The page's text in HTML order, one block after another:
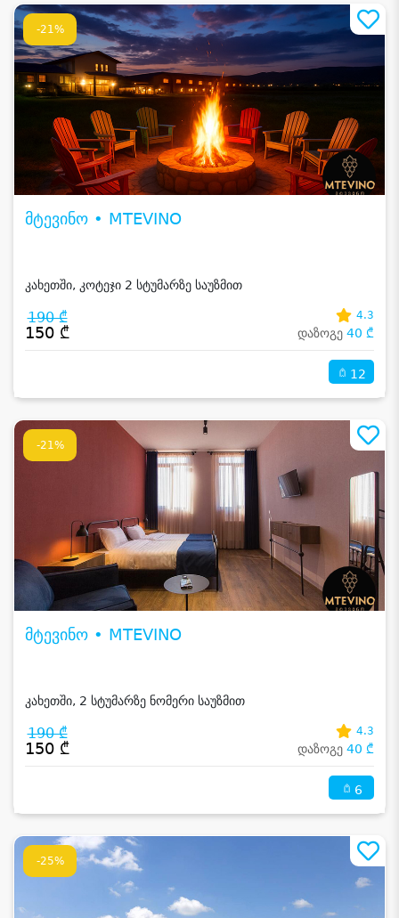
-21%
მტევინო • MTEVINO
კახეთში, კოტეჯი 2 სტუმარზე საუზმით
190 ₾
150 ₾
4.3
დაზოგე 40 ₾
12
-21%
მტევინო • MTEVINO
კახეთში, 2 სტუმარზე ნომერი საუზმით
190 ₾
150 ₾
4.3
დაზოგე 40 ₾
6
-25%